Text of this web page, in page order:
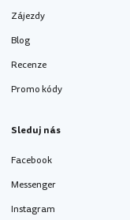
Zájezdy
Blog
Recenze
Promo kódy
Sleduj nás
Facebook
Messenger
Instagram